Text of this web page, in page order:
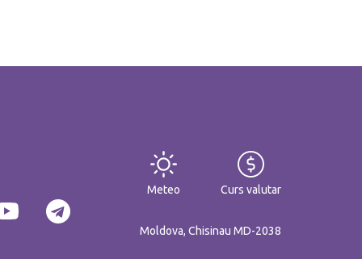
Meteo Curs valutar
Moldova, Chisinau MD-2038